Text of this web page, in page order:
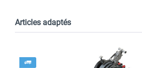
Articles adaptés